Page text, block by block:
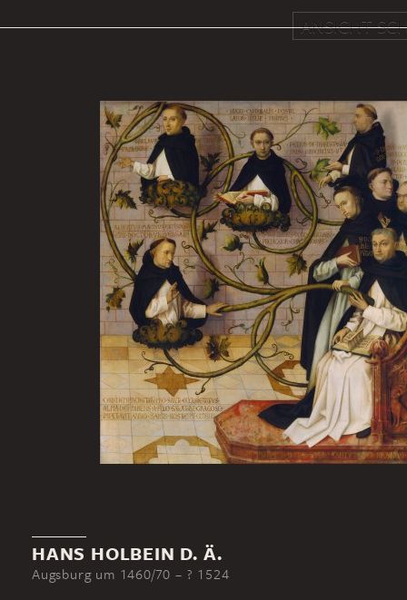
ANSICHT
HANS HOLBEIN D. Ä.
Augsburg um 1460/70 – ? 1524